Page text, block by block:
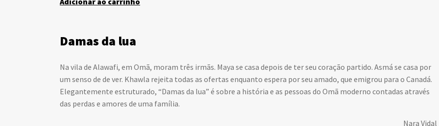
Damas da lua
Na vila de Alawafi, em Omã, moram três irmãs. Maya se casa depois de ter seu coração partido. Asmá se casa por
um senso de de ver. Khawla rejeita todas as ofertas enquanto espera por seu amado, que emigrou para o Canadá.
Elegantemente estruturado, “Damas da lua” é sobre a história e as pessoas do Omã moderno contadas através
das perdas e amores de uma família.
Nara Vidal